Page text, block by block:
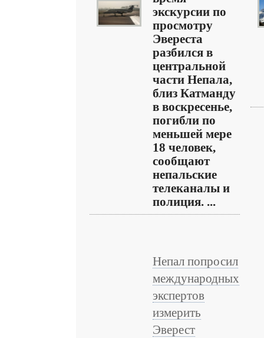
экскурсии по
просмотру
Эвереста
разбился в
центральной
части Непала,
близ Катманду
в воскресенье,
погибли по
меньшей мере
18 человек,
сообщают
непальские
телеканалы и
полиция. ...
Непал попросил
международных
экспертов
измерить
Эверест